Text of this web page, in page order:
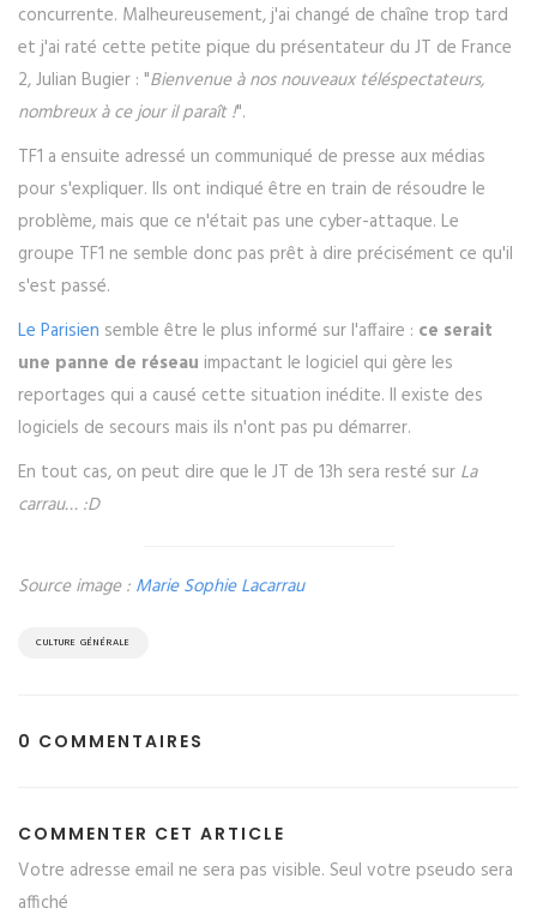
concurrente. Malheureusement, j'ai changé de chaîne trop tard
et j'ai raté cette petite pique du présentateur du JT de France
2, Julian Bugier : "Bienvenue à nos nouveaux téléspectateurs,
nombreux à ce jour il paraît !".
TF1 a ensuite adressé un communiqué de presse aux médias
pour s'expliquer. Ils ont indiqué être en train de résoudre le
problème, mais que ce n'était pas une cyber-attaque. Le
groupe TF1 ne semble donc pas prêt à dire précisément ce qu'il
s'est passé.
Le Parisien semble être le plus informé sur l'affaire : ce serait
une panne de réseau impactant le logiciel qui gère les
reportages qui a causé cette situation inédite. Il existe des
logiciels de secours mais ils n'ont pas pu démarrer.
En tout cas, on peut dire que le JT de 13h sera resté sur La
carrau… :D
Source image : Marie Sophie Lacarrau
CULTURE GÉNÉRALE
0 COMMENTAIRES
COMMENTER CET ARTICLE
Votre adresse email ne sera pas visible. Seul votre pseudo sera
affiché